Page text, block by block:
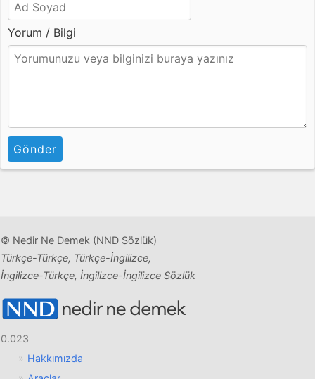
Yorum / Bilgi
Gönder
© Nedir Ne Demek (NND Sözlük)
Türkçe-Türkçe, Türkçe-İngilizce,
İngilizce-Türkçe, İngilizce-İngilizce Sözlük
0.023
Hakkımızda